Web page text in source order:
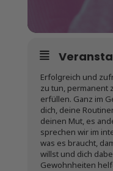
Erfolgreich und
zu tun, permanent
erfüllen. Ganz im
dich, deine
deinen Mut, es
sprechen wir im
was es braucht,
willst und dich
Gewohnheiten